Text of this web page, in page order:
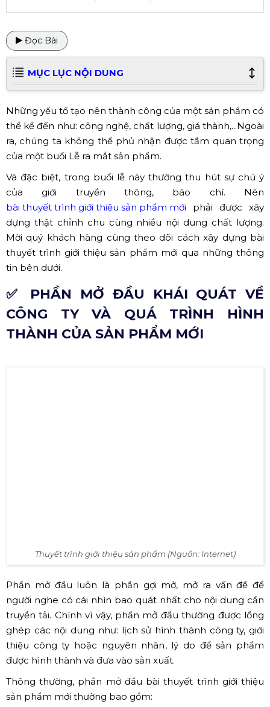
Đọc Bài
MỤC LỤC NỘI DUNG
Những yếu tố tạo nên thành công của một sản phẩm có
thể kể đến như: công nghệ, chất lượng, giá thành,...Ngoài
ra, chúng ta không thể phủ nhận được tầm quan trọng
của một buổi Lễ ra mắt sản phẩm.
Và đặc biệt, trong buổi lễ này thường thu hút sự chú ý
của giới truyền thông, báo chí. Nên
bài thuyết trình giới thiệu sản phẩm mới phải được xây
dựng thật chỉnh chu cùng nhiều nội dung chất lượng.
Mời quý khách hàng cùng theo dõi cách xây dựng bài
thuyết trình giới thiệu sản phẩm mới qua những thông
tin bên dưới.
✅ PHẦN MỞ ĐẦU KHÁI QUÁT VỀ
CÔNG TY VÀ QUÁ TRÌNH HÌNH
THÀNH CỦA SẢN PHẨM MỚI
Thuyết trình giới thiệu sản phẩm (Nguồn: Internet)
Phần mở đầu luôn là phần gợi mở, mở ra vấn đề để
người nghe có cái nhìn bao quát nhất cho nội dung cần
truyền tải. Chính vì vậy, phần mở đầu thường được lồng